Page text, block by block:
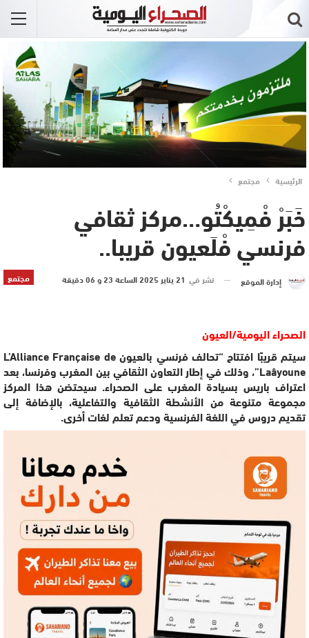
الرئيسية مجتمع
خَبَرْ فْمِيكْتُو…مركز ثقافي
فرنسي فْلَعيون قريبا..
مجتمع إدارة الموقع نشر في 21 يناير 2025 الساعة 23 و 06 دقيقة
الصحراء اليومية/العيون
سيتم قريبًا افتتاح “تحالف فرنسي بالعيون L’Alliance Française de
Laâyoune”، وذلك في إطار التعاون الثقافي بين المغرب وفرنسا، بعد
اعتراف باريس بسيادة المغرب على الصحراء. سيحتضن هذا المركز
مجموعة متنوعة من الأنشطة الثقافية والتفاعلية، بالإضافة إلى
تقديم دروس في اللغة الفرنسية ودعم تعلم لغات أخرى.